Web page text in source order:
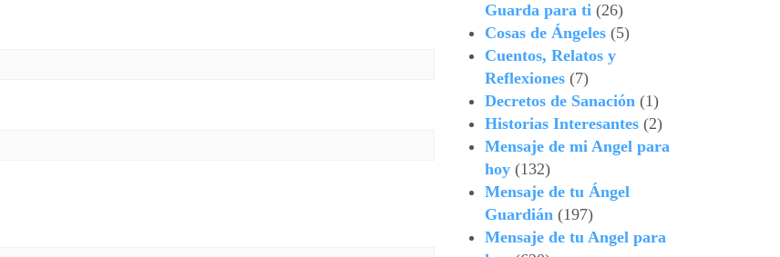
Guarda para ti(26)
Cosas de Ángeles(5)
Cuentos, Relatos y
Reflexiones(7)
Decretos de Sanación(1)
Historias Interesantes(2)
Mensaje de mi Angel para
hoy(132)
Mensaje de tu Ángel
Guardián(197)
Mensaje de tu Angel para